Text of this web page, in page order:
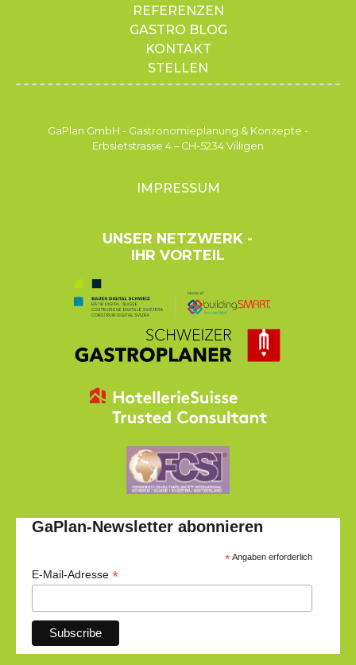
REFERENZEN
GASTRO BLOG
KONTAKT
STELLEN
GaPlan GmbH - Gastronomieplanung & Konzepte -
Erbsletstrasse 4 – CH-5234 Villigen
IMPRESSUM
UNSER NETZWERK -
IHR VORTEIL
GaPlan-Newsletter abonnieren
*Angaben erforderlich
E-Mail-Adresse *